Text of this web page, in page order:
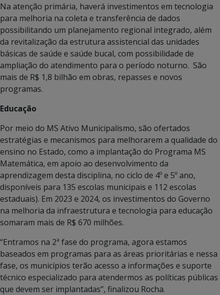
Na atenção primária, haverá investimentos em tecnologia
para melhoria na coleta e transferência de dados
possibilitando um planejamento regional integrado, além
da revitalização da estrutura assistencial das unidades
básicas de saúde e saúde bucal, com possibilidade de
ampliação do atendimento para o período noturno. São
mais de R$ 1,8 bilhão em obras, repasses e novos
programas.
Educação
Por meio do MS Ativo Municipalismo, são ofertados
estratégias e mecanismos para melhorarem a qualidade do
ensino no Estado, como a implantação do Programa MS
Matemática, em apoio ao desenvolvimento da
aprendizagem desta disciplina, no ciclo de 4º e 5º ano,
disponíveis para 135 escolas municipais e 112 escolas
estaduais). Em 2023 e 2024, os investimentos do Governo
na melhoria da infraestrutura e tecnologia para educação
somaram mais de R$ 670 milhões.
“Entramos na 2ª fase do programa, agora estamos
baseados em programas para as áreas prioritárias e nessa
fase, os municípios terão acesso a informações e suporte
técnico especializado para atendermos as políticas públicas
que devem ser implantadas”, finalizou Rocha.